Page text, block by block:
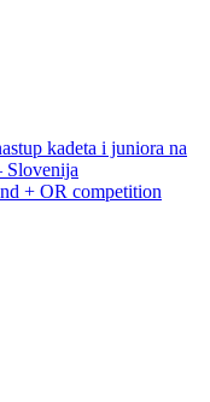
kadeta i juniora na
Slovenija
+ OR competition